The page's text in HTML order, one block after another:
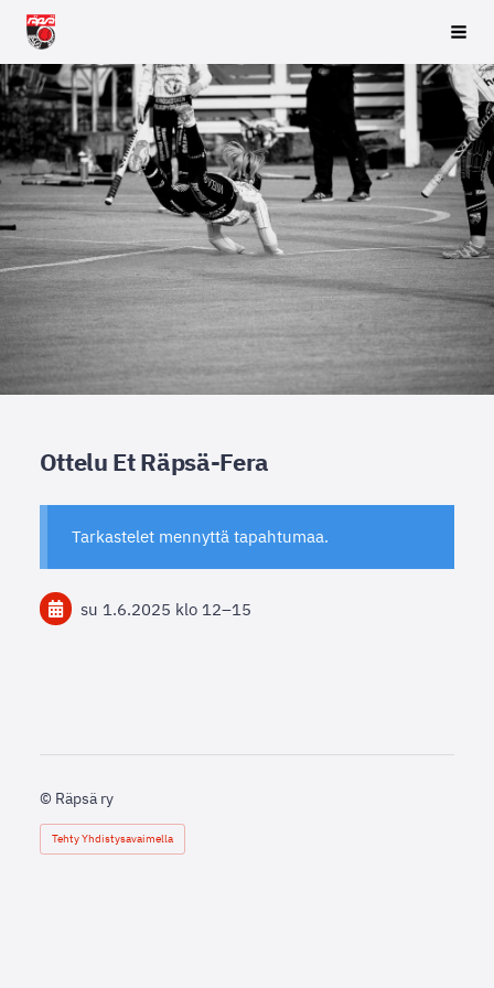
Siirry
sivun
sisältöön
Räpsä ry
Ottelu Et Räpsä-Fera
Tarkastelet mennyttä tapahtumaa.
su 1.6.2025 klo 12–15
© Räpsä ry
Tehty Yhdistysavaimella